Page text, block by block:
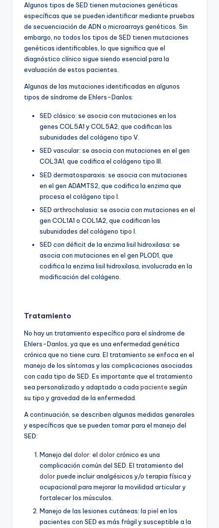
Algunos tipos de SED tienen mutaciones genéticas
específicas que se pueden identificar mediante pruebas
de secuenciación de ADN o microarrays genéticos. Sin
embargo, no todos los tipos de SED tienen mutaciones
genéticas identificables, lo que significa que el
diagnóstico clínico sigue siendo esencial para la
evaluación de estos pacientes.
Algunas de las mutaciones identificadas en algunos
tipos de síndrome de Ehlers-Danlos:
SED clásico: se asocia con mutaciones en los
genes COL5A1 y COL5A2, que codifican las
subunidades del colágeno tipo V.
SED vascular: se asocia con mutaciones en el gen
COL3A1, que codifica el colágeno tipo III.
SED dermatosparaxis: se asocia con mutaciones
en el gen ADAMTS2, que codifica la enzima que
procesa el colágeno tipo I.
SED arthrochalasia: se asocia con mutaciones en el
gen COL1A1 o COL1A2, que codifican las
subunidades del colágeno tipo I.
SED con déficit de la enzima lisil hidroxilasa: se
asocia con mutaciones en el gen PLOD1, que
codifica la enzima lisil hidroxilasa, involucrada en la
modificación del colágeno.
Tratamiento
No hay un tratamiento específico para el síndrome de
Ehlers-Danlos, ya que es una enfermedad genética
crónica que no tiene cura. El tratamiento se enfoca en el
manejo de los síntomas y las complicaciones asociadas
con cada tipo de SED. Es importante que el tratamiento
sea personalizado y adaptado a cada paciente según
su tipo y gravedad de la enfermedad.
A continuación, se describen algunas medidas generales
y específicas que se pueden tomar para el manejo del
SED:
Manejo del dolor: el dolorcrónico es una
complicación común del SED. El tratamiento del
dolorpuede incluir analgésicos y/o terapia física y
ocupacional para mejorar la movilidad articular y
fortalecer los músculos.
Manejo de las lesiones cutáneas: la piel en los
pacientes con SED es más frágil y susceptible a la